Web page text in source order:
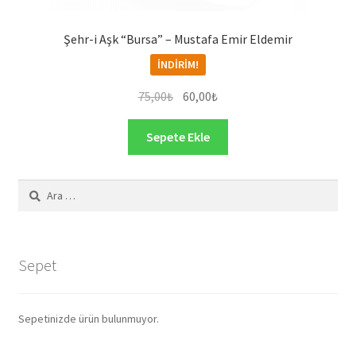
Şehr-i Aşk “Bursa” – Mustafa Emir Eldemir
İNDIRIM!
75,00₺ Orijinal
fiyat:
75,00₺.
60,00₺Şu
andaki
60,00₺.
Sepete Ekle
Arama:
Sepet
Sepetinizde ürün bulunmuyor.